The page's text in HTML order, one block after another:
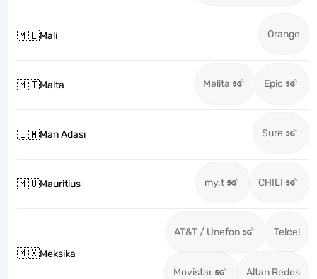
🇲🇱Mali Orange
🇲🇹Malta Melita Epic
🇮🇲Man Adası Sure
🇲🇺Mauritius my.t CHILI
🇲🇽Meksika
AT&T / Unefon Telcel
Movistar Altan Redes